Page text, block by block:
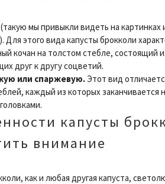
(такую мы привыкли видеть на картинках
Для этого вида капусты брокколи
кочан на толстом стебле, состоящий
друг к другу соцветий.
или спаржевую. Этот вид
каждый из которых заканчивается
капусты
внимание
как и любая другая капуста,